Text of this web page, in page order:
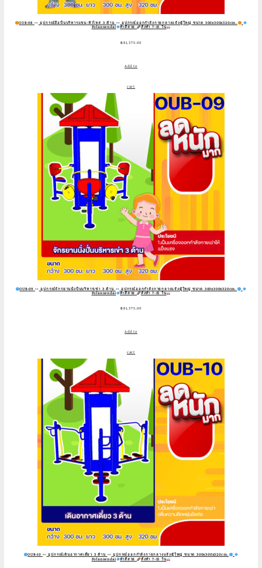
OUB-08 อุปกรณ์มือปั่นบริหารแขน-หัวไหล่ 3 ด้าน
อุปกรณ์ออกกำลังกายกลางแจ้งผู้ใหญ่ ขนาด 300x300x320cm.
Fofansendai
ทำสีสวย สั่งทำ 7-15 วัน
฿81,375.00
Add to
cart
OUB-09 อุปกรณ์จักรยานนั่งปั่นบริหารเข่า 3 ด้าน
อุปกรณ์ออกกำลังกายกลางแจ้งผู้ใหญ่ ขนาด 300x300x320cm.
Fofansendai
ทำสีสวย สั่งทำ 7-15 วัน
฿81,375.00
Add to
cart
OUB-10 อุปกรณ์เดินอากาศเดี่ยว 3 ด้าน
อุปกรณ์ออกกำลังกายกลางแจ้งผู้ใหญ่ ขนาด 300x300x320cm.
Fofansendai
ทำสีสวย สั่งทำ 7-15 วัน